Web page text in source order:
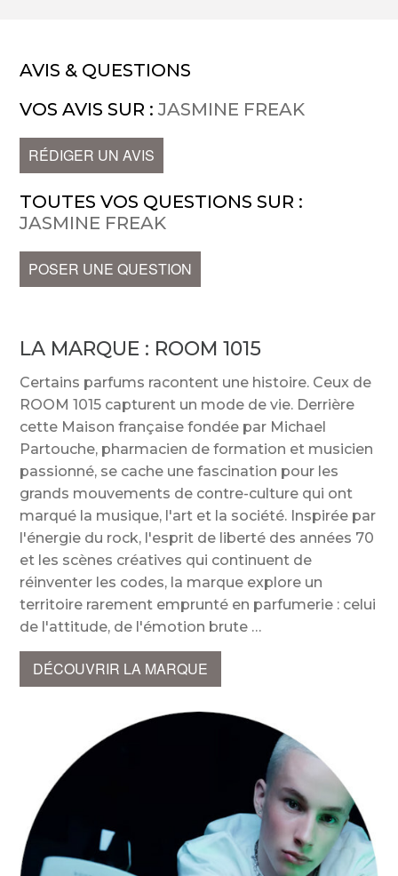
AVIS & QUESTIONS
VOS AVIS SUR :JASMINE FREAK
RÉDIGER UN AVIS
TOUTES VOS QUESTIONS SUR :
JASMINE FREAK
POSER UNE QUESTION
LA MARQUE : ROOM 1015
Certains parfums racontent une histoire. Ceux de
ROOM 1015 capturent un mode de vie. Derrière
cette Maison française fondée par Michael
Partouche, pharmacien de formation et musicien
passionné, se cache une fascination pour les
grands mouvements de contre-culture qui ont
marqué la musique, l'art et la société. Inspirée par
l'énergie du rock, l'esprit de liberté des années 70
et les scènes créatives qui continuent de
réinventer les codes, la marque explore un
territoire rarement emprunté en parfumerie : celui
de l'attitude, de l'émotion brute
DÉCOUVRIR LA MARQUE